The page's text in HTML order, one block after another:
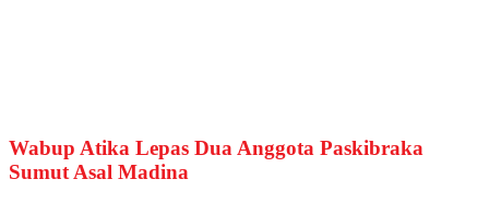
Wabup Atika Lepas Dua Anggota Paskibraka
Sumut Asal Madina